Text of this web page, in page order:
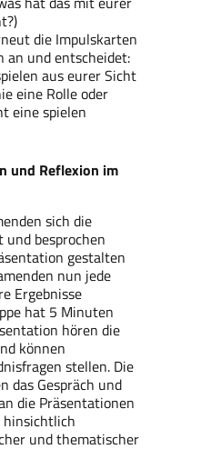
die Impulskarten
an und entscheidet:
aus eurer Sicht
eine Rolle oder
eine spielen
und Reflexion im
sich die
besprochen
gestalten
nun jede
Ergebnisse
hat 5 Minuten
hören die
können
stellen. Die
das Gespräch und
die Präsentationen
hinsichtlich
und thematischer